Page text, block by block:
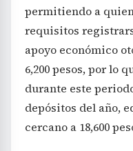
permitiendo a
requisitos
apoyo económico
6,200 pesos, por lo
durante este
depósitos del año,
cercano a 18,600